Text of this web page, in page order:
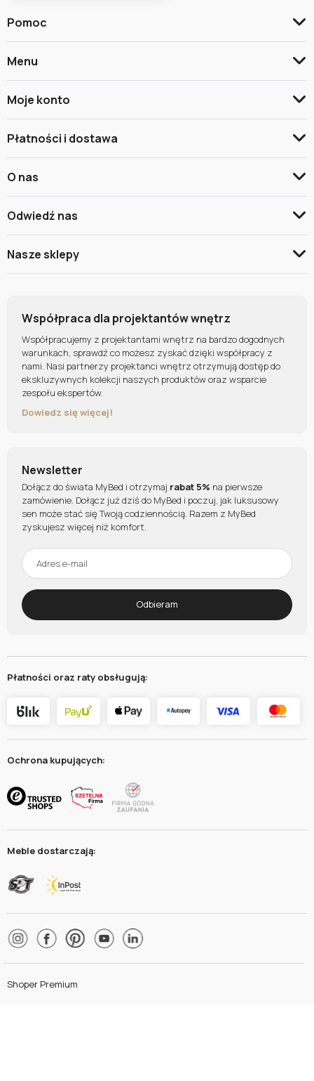
Pomoc
Menu
Moje konto
Płatności i dostawa
O nas
Odwiedź nas
Nasze sklepy
Współpraca dla projektantów wnętrz
Współpracujemy z projektantami wnętrz na bardzo dogodnych
warunkach, sprawdź co możesz zyskać dzięki współpracy z
nami. Nasi partnerzy projektanci wnętrz otrzymują dostęp do
ekskluzywnych kolekcji naszych produktów oraz wsparcie
zespołu ekspertów.
Dowiedz się więcej!
Newsletter
Dołącz do świata MyBed i otrzymaj rabat 5% na pierwsze
zamówienie. Dołącz już dziś do MyBed i poczuj, jak luksusowy
sen może stać się Twoją codziennością. Razem z MyBed
zyskujesz więcej niż komfort.
Odbieram
Płatności oraz raty obsługują:
Ochrona kupujących:
Meble dostarczają:
Shoper Premium